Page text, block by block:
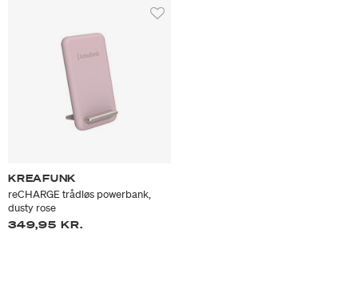
KREAFUNK
reCHARGE trådløs powerbank,
dusty rose
349,95 KR.